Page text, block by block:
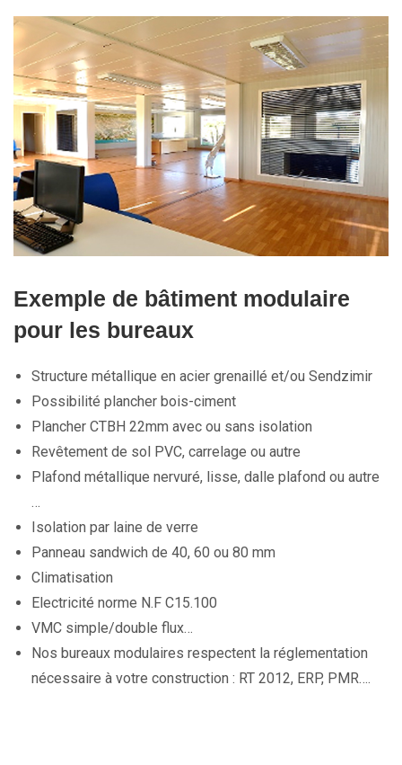
Exemple de bâtiment modulaire
pour les bureaux
Structure métallique en acier grenaillé et/ou Sendzimir
Possibilité plancher bois-ciment
Plancher CTBH 22mm avec ou sans isolation
Revêtement de sol PVC, carrelage ou autre
Plafond métallique nervuré, lisse, dalle plafond ou autre
…
Isolation par laine de verre
Panneau sandwich de 40, 60 ou 80 mm
Climatisation
Electricité norme N.F C15.100
VMC simple/double flux…
Nos bureaux modulaires respectent la réglementation
nécessaire à votre construction : RT 2012, ERP, PMR….